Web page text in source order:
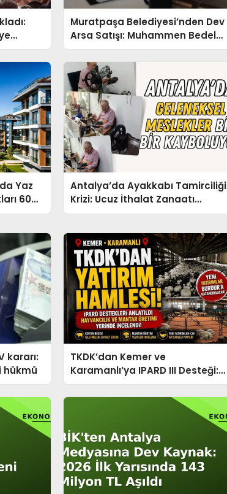
Muratpaşa Belediyesi’nden Dev
Arsa Satışı: Muhammen Bedel
784 Milyon TL
Yaz
60
Antalya’da Ayakkabı Tamirciliği
Krizi: Ucuz İthalat Zanaatı
Bitiriyor
kararı:
hükmü
TKDK’dan Kemer ve
Karamanlı’ya IPARD III Desteği:
Yeni Yatırım Dönemi Başladı